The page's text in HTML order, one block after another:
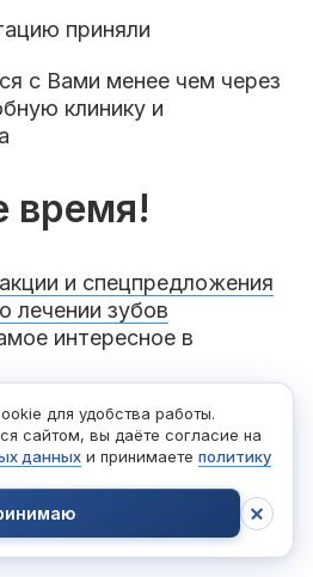
приняли
с Вами менее чем через
клинику и
время!
и спецпредложения
лечении зубов
интересное в
для удобства работы.
сайтом, вы даёте согласие на
данных и принимаете политику